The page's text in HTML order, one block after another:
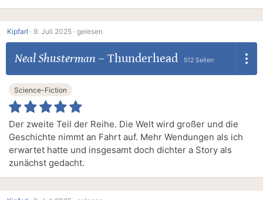
Kipfarl · 9. Juli 2025 · gelesen
Neal Shusterman – Thunderhead 512 Seiten
Science-Fiction
Der zweite Teil der Reihe. Die Welt wird großer und die
Geschichte nimmt an Fahrt auf. Mehr Wendungen als ich
erwartet hatte und insgesamt doch dichter a Story als
zunächst gedacht.